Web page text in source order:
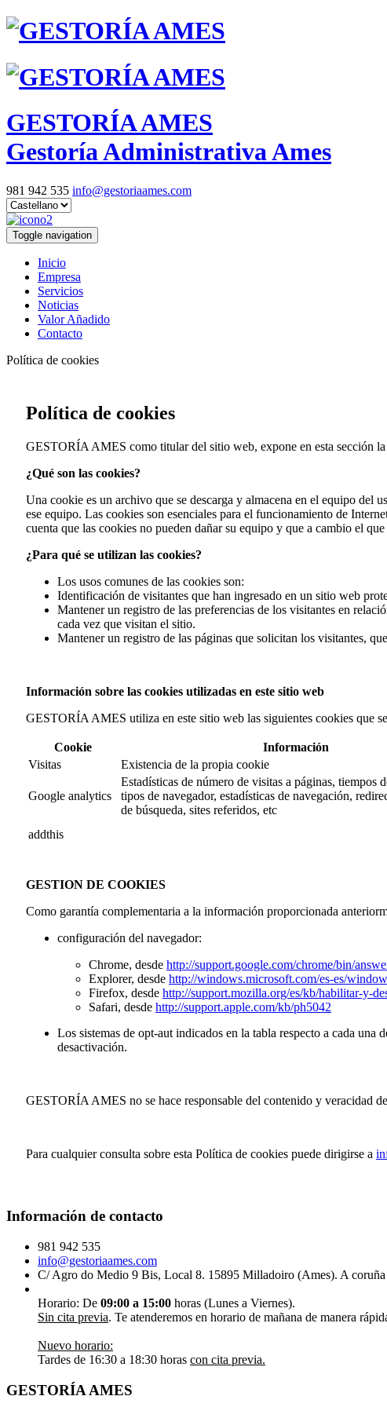
GESTORÍA AMES
Gestoría Administrativa Ames
981 942 535 info@gestoriaames.com
Toggle navigation
Inicio
Empresa
Servicios
Noticias
Valor Añadido
Contacto
Política de cookies
Política de cookies
GESTORÍA AMES como titular del sitio web, expone en esta sección
¿Qué son las cookies?
Una cookie es un archivo que se descarga y almacena en el equipo del
ese equipo. Las cookies son esenciales para el funcionamiento de
cuenta que las cookies no pueden dañar su equipo y que a cambio el
¿Para qué se utilizan las cookies?
Los usos comunes de las cookies son:
Identificación de visitantes que han ingresado en un sitio web
Mantener un registro de las preferencias de los visitantes en
cada vez que visitan el sitio.
Mantener un registro de las páginas que solicitan los visitantes,
Información sobre las cookies utilizadas en este sitio web
GESTORÍA AMES utiliza en este sitio web las siguientes cookies que
Cookie Información
Visitas
Existencia de la propia cookie
Google analytics
Estadísticas de número de visitas a páginas, tiempos
tipos de navegador, estadísticas de navegación,
de búsqueda, sites referidos, etc
addthis
GESTION DE COOKIES
Como garantía complementaria a la información proporcionada
configuración del navegador:
Chrome, desde http://support.google.com/chrome/bin/
Explorer, desde http://windows.microsoft.com/es-es/
Firefox, desde http://support.mozilla.org/es/kb/habilitar-y-
Safari, desde http://support.apple.com/kb/ph5042
Los sistemas de opt-aut indicados en la tabla respecto a cada
desactivación.
GESTORÍA AMES no se hace responsable del contenido y veracidad
Para cualquier consulta sobre esta Política de cookies puede dirigirse a
Información de contacto
981 942 535
info@gestoriaames.com
C/ Agro do Medio 9 Bis, Local 8. 15895 Milladoiro (Ames). A coruña
Horario: De 09:00 a 15:00 horas (Lunes a Viernes).
Sin cita previa. Te atenderemos en horario de mañana de manera
Nuevo horario:
Tardes de 16:30 a 18:30 horas con cita previa.
GESTORÍA AMES